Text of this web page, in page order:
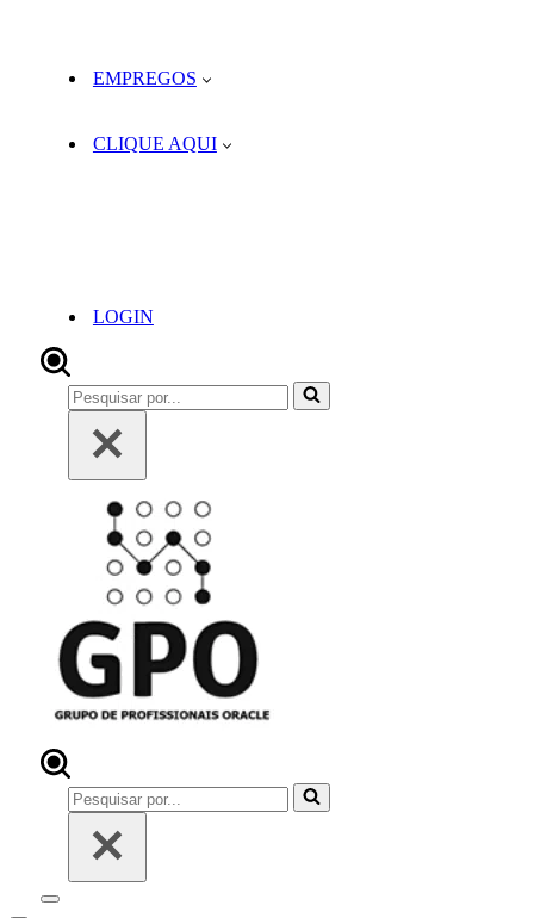
EMPREGOS
CLIQUE AQUI
LOGIN
Pesquisar
por...
Pesquisar
por...
Menu